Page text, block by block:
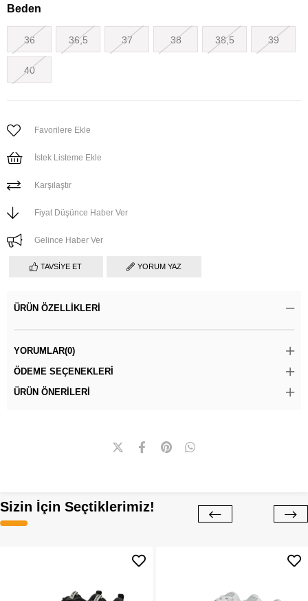
Beden
36 36,5 37 38 38,5 39
40
Favorilere Ekle
İstek Listeme Ekle
Karşılaştır
Fiyat Düşünce Haber Ver
Gelince Haber Ver
TAVSIYE ET YORUM YAZ
ÜRÜN ÖZELLIKLERI
YORUMLAR(0)
ÖDEME SEÇENEKLERI
ÜRÜN ÖNERILERI
Sizin İçin Seçtiklerimiz!